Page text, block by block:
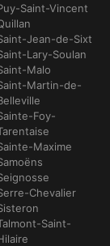
Saint-Vincent
Jean-de-Sixt
Lary-Soulan
Malo
Martin-de-
Foy-
Maxime
Chevalier
Saint-